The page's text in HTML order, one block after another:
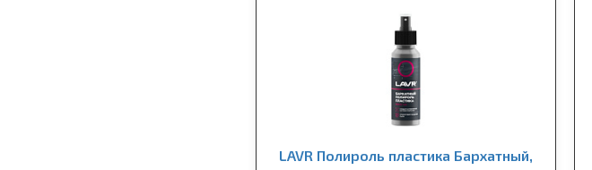
LAVR Полироль пластика Бархатный,